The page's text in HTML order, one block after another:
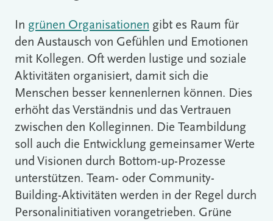
In grünen Organisationen gibt es Raum für
den Austausch von Gefühlen und Emotionen
mit Kollegen. Oft werden lustige und soziale
Aktivitäten organisiert, damit sich die
Menschen besser kennenlernen können. Dies
erhöht das Verständnis und das Vertrauen
zwischen den Kolleginnen. Die Teambildung
soll auch die Entwicklung gemeinsamer Werte
und Visionen durch Bottom-up-Prozesse
unterstützen. Team- oder Community-
Building-Aktivitäten werden in der Regel durch
Personalinitiativen vorangetrieben. Grüne